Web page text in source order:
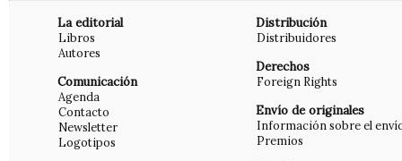
La editorial
Libros
Autores
Comunicación
Agenda
Contacto
Newsletter
Logotipos
Distribución
Distribuidores
Derechos
Foreign Rights
Envío de originales
Información sobre el
Premios